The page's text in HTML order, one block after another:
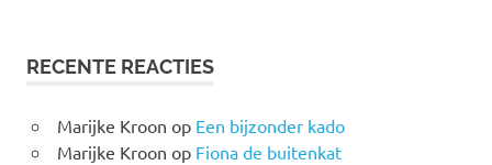
RECENTE REACTIES
Marijke Kroon op Een bijzonder kado
Marijke Kroon op Fiona de buitenkat